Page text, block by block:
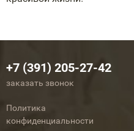
+7 (391) 205-27-42
заказать звонок
Политика
конфиденциальности